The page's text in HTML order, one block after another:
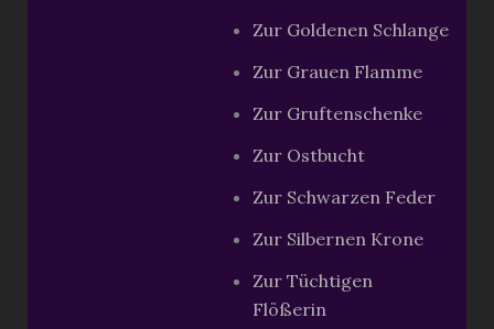
Zur Goldenen Schlange
Zur Grauen Flamme
Zur Gruftenschenke
Zur Ostbucht
Zur Schwarzen Feder
Zur Silbernen Krone
Zur Tüchtigen
Flößerin